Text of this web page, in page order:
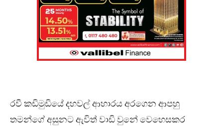
රවී කඩිමුඩියේ දහවල් ආහාරය අරගෙන ආපහු
තමන්ගේ අසුනට ඇවිත් වාඩි වුනේ වෙහෙසකර